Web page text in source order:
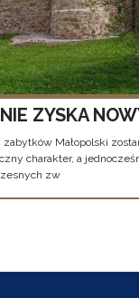
ZYSKA
Małopolski
charakter, a
zw